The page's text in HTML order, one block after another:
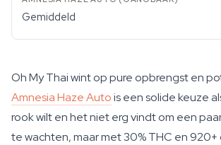
Gemiddeld
Oh My Thai wint op pure opbrengst en
Amnesia Haze Autois een solide keuze
rook wilt en het niet erg vindt om een
te wachten, maar met 30% THC en 920+